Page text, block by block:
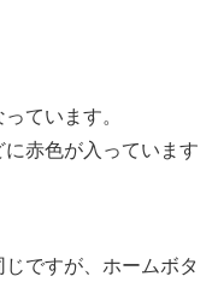
ています。
赤色が入っています
ですが、ホームボタ